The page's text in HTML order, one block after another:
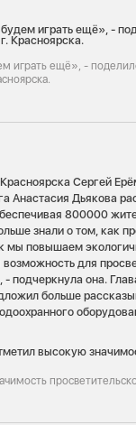
играть ещё», -
Сергей
Анастасия Дьякова
800000
знали о том, как
мы повышаем
для
- подчеркнула она.
больше